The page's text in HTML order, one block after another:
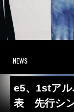
NEWS
e5、1stア
表 先行シ